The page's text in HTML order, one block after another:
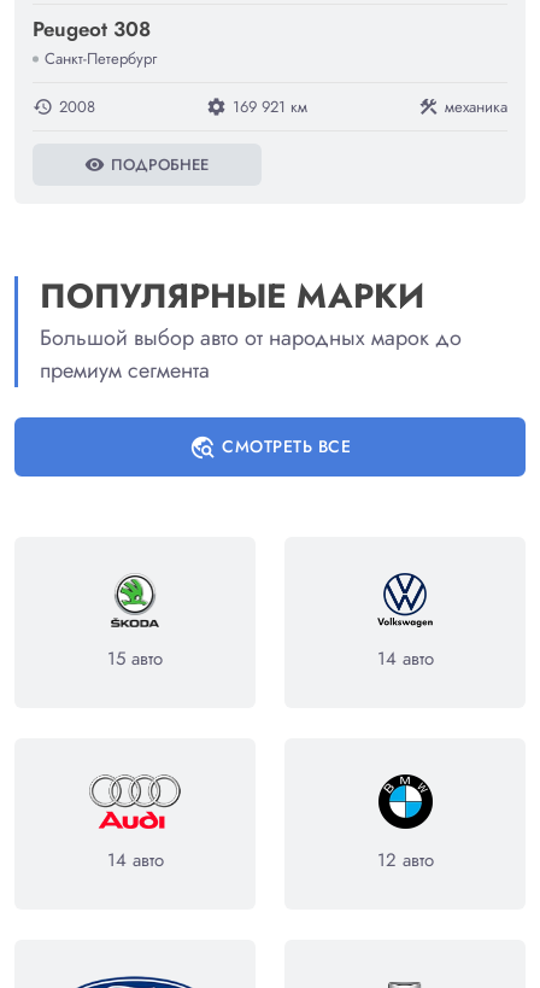
Peugeot 308
Санкт-Петербург
history 2008 settings 169 921 км construction механика
visibility ПОДРОБНЕЕ
ПОПУЛЯРНЫЕ МАРКИ
Большой выбор авто от народных марок до
премиум сегмента
travel_explore СМОТРЕТЬ ВСЕ
15 авто 14 авто
14 авто 12 авто